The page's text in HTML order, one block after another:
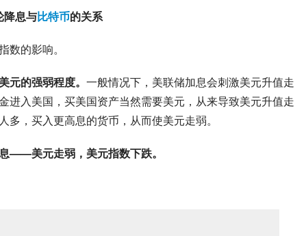
降息与比特币的关系
数的影响。
元的强弱程度。 一般情况下，美联储加息会刺激美元升值走
进入美国，买美国资产当然需要美元，从来导致美元升值走
，买入更高息的货币，从而使美元走弱。
——美元走弱，美元指数下跌。